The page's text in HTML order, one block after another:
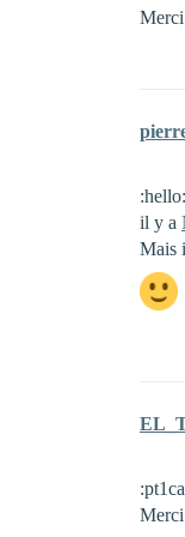
Merci
:hello:
il y a
Mais
Merci